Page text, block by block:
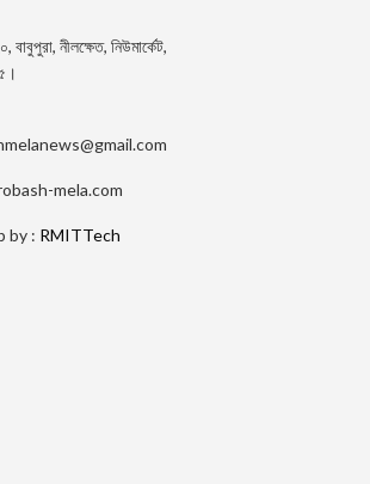
বাবুপুরা, নীলক্ষেত, নিউমার্কেট,
mela.com
by : RMITTech